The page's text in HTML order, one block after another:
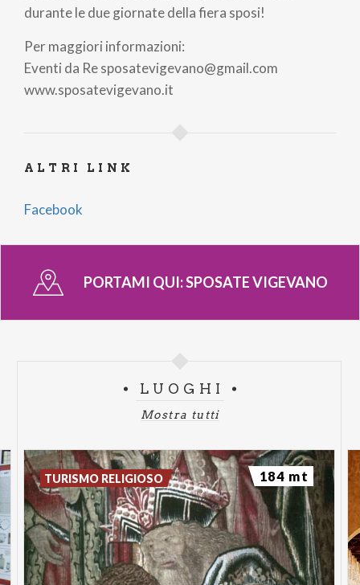
durante le due giornate della fiera sposi!
Per maggiori informazioni:
Eventi da Re sposatevigevano@gmail.com
www.sposatevigevano.it
ALTRI LINK
Facebook
PORTAMI QUI:SPOSATE VIGEVANO
LUOGHI
Mostra tutti
TURISMO RELIGIOSO 184 mt